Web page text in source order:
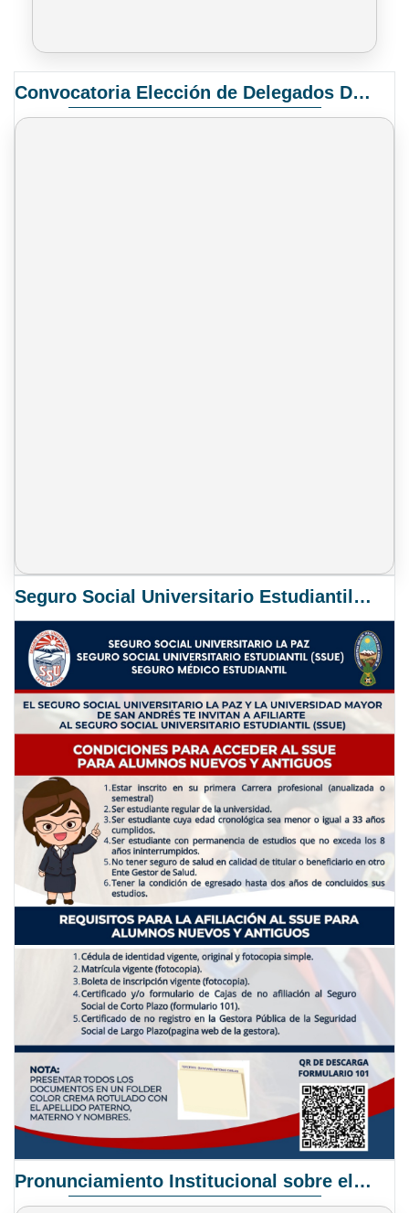
Convocatoria Elección de Delegados Docentes para el XIV Congreso Nacional de Universidades
Seguro Social Universitario Estudiantil SSUE
Pronunciamiento Institucional sobre el Proyecto de Ley N° 068/2025-2026 C.S.